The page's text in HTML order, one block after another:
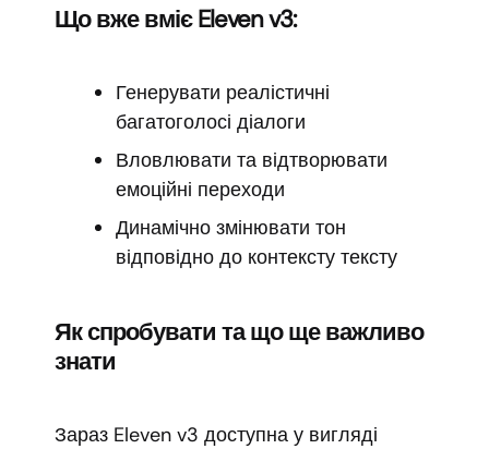
Що вже вміє Eleven v3:
Генерувати реалістичні
багатоголосі діалоги
Вловлювати та відтворювати
емоційні переходи
Динамічно змінювати тон
відповідно до контексту тексту
Як спробувати та що ще важливо
знати
Зараз Eleven v3 доступна у вигляді